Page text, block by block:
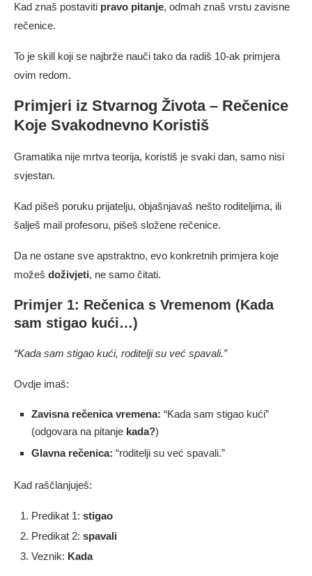
Kad znaš postaviti pravo pitanje, odmah znaš vrstu zavisne
rečenice.
To je skill koji se najbrže nauči tako da radiš 10-ak primjera
ovim redom.
Primjeri iz Stvarnog Života – Rečenice
Koje Svakodnevno Koristiš
Gramatika nije mrtva teorija, koristiš je svaki dan, samo nisi
svjestan.
Kad pišeš poruku prijatelju, objašnjavaš nešto roditeljima, ili
šalješ mail profesoru, pišeš složene rečenice.
Da ne ostane sve apstraktno, evo konkretnih primjera koje
možeš doživjeti, ne samo čitati.
Primjer 1: Rečenica s Vremenom (Kada
sam stigao kući…)
“Kada sam stigao kući, roditelji su već spavali.”
Ovdje imaš:
Zavisna rečenica vremena: “Kada sam stigao kući”
(odgovara na pitanje kada?)
Glavna rečenica: “roditelji su već spavali.”
Kad raščlanjuješ:
Predikat 1: stigao
Predikat 2: spavali
Veznik: Kada